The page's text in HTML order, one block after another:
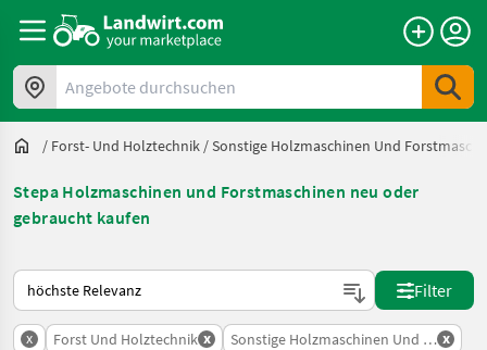
Angebote durchsuchen
/ Forst- Und Holztechnik /Sonstige Holzmaschinen Und
Stepa Holzmaschinen und Forstmaschinen neu oder
gebraucht kaufen
So wird auf Landwirt.com sortiert
Filter
x Forst Und Holztechnik x Sonstige Holzmaschinen Und
x